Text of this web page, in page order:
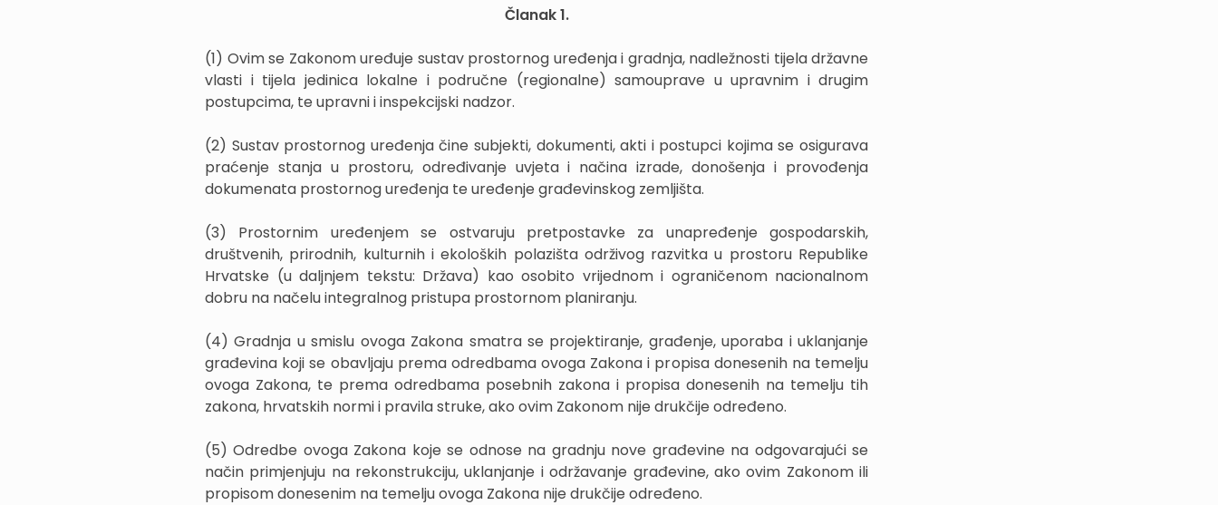
Članak 1.
(1) Ovim se Zakonom uređuje sustav prostornog uređenja i gradnja, nadležnosti tijela državne
vlasti i tijela jedinica lokalne i područne (regionalne) samouprave u upravnim i drugim
postupcima, te upravni i inspekcijski nadzor.
(2) Sustav prostornog uređenja čine subjekti, dokumenti, akti i postupci kojima se osigurava
praćenje stanja u prostoru, određivanje uvjeta i načina izrade, donošenja i provođenja
dokumenata prostornog uređenja te uređenje građevinskog zemljišta.
(3) Prostornim uređenjem se ostvaruju pretpostavke za unapređenje gospodarskih,
društvenih, prirodnih, kulturnih i ekoloških polazišta održivog razvitka u prostoru Republike
Hrvatske (u daljnjem tekstu: Država) kao osobito vrijednom i ograničenom nacionalnom
dobru na načelu integralnog pristupa prostornom planiranju.
(4) Gradnja u smislu ovoga Zakona smatra se projektiranje, građenje, uporaba i uklanjanje
građevina koji se obavljaju prema odredbama ovoga Zakona i propisa donesenih na temelju
ovoga Zakona, te prema odredbama posebnih zakona i propisa donesenih na temelju tih
zakona, hrvatskih normi i pravila struke, ako ovim Zakonom nije drukčije određeno.
(5) Odredbe ovoga Zakona koje se odnose na gradnju nove građevine na odgovarajući se
način primjenjuju na rekonstrukciju, uklanjanje i održavanje građevine, ako ovim Zakonom ili
propisom donesenim na temelju ovoga Zakona nije drukčije određeno.